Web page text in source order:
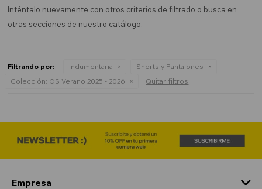
Inténtalo nuevamente con otros criterios de filtrado o busca en
otras secciones de nuestro catálogo.
Filtrando por: Indumentaria
Shorts y Pantalones
Colección: OS Verano 2025 - 2026 Quitar filtros
Empresa